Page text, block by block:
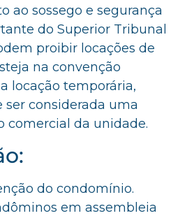
ao sossego e segurança
do Superior Tribunal
proibir locações de
na convenção
locação temporária,
considerada uma
comercial da unidade.
do condomínio.
em assembleia